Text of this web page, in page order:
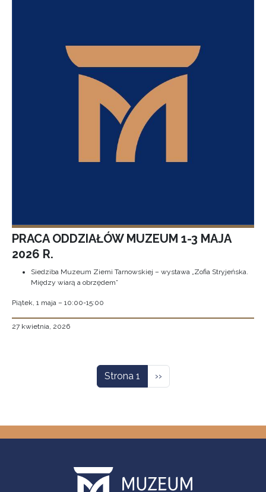
PRACA ODDZIAŁÓW MUZEUM 1-3 MAJA
2026 R.
Siedziba Muzeum Ziemi Tarnowskiej – wystawa „Zofia Stryjeńska.
Między wiarą a obrzędem”
Piątek, 1 maja – 10:00-15:00
27 kwietnia, 2026
Strona 1 Następna strona
››